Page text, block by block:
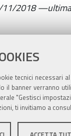
tecnici necessari
il banner verranno
"Gestisci
ti invitiamo a
2018—
di Zola